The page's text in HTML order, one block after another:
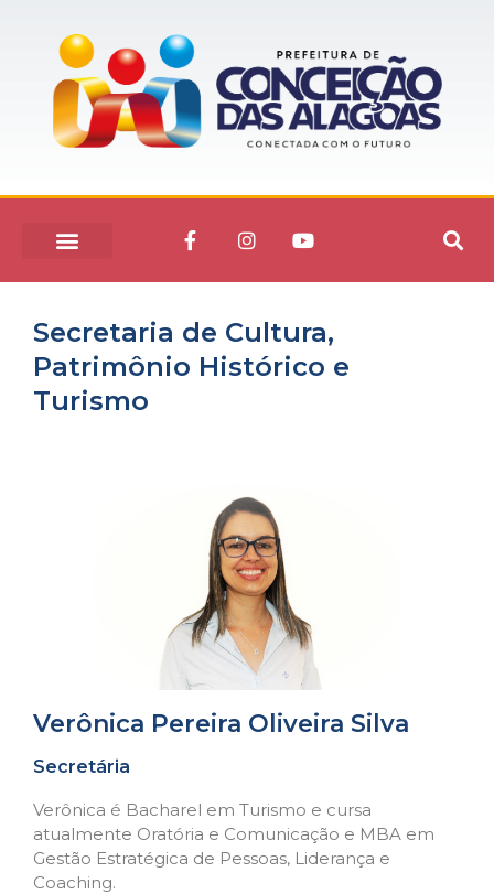
Secretaria de Cultura,
Patrimônio Histórico e
Turismo
Verônica Pereira Oliveira Silva
Secretária
Verônica é Bacharel em Turismo e cursa
atualmente Oratória e Comunicação e MBA em
Gestão Estratégica de Pessoas, Liderança e
Coaching.